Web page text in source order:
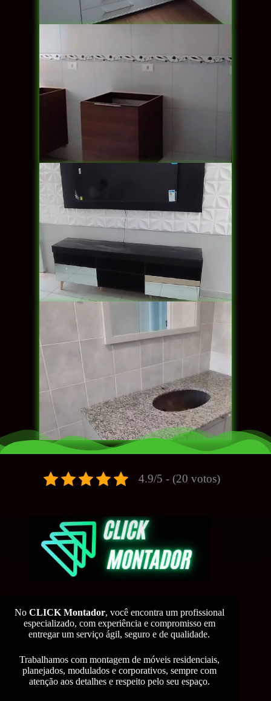
4.9/5 - (20 votos)
No CLICK Montador, você encontra um profissional
especializado, com experiência e compromisso em
entregar um serviço ágil, seguro e de qualidade.
Trabalhamos com montagem de móveis residenciais,
planejados, modulados e corporativos, sempre com
atenção aos detalhes e respeito pelo seu espaço.